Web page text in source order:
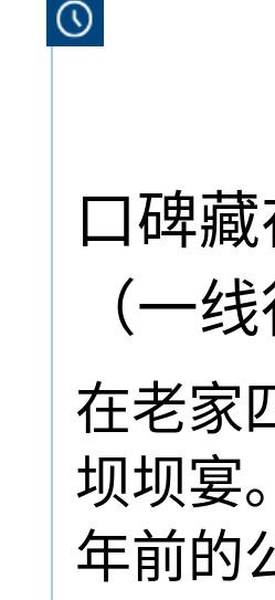
口碑
（一
在老家
坝坝宴
年前的